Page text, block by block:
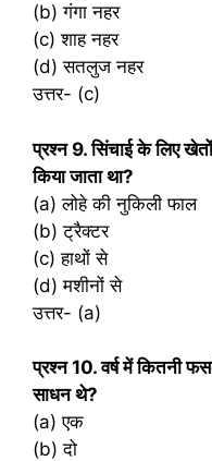
(b) गंगा नहर
(c) शाह नहर
(d) सतलुज नहर
उत्तर- (c)
प्रश्‍न 9. सिंचाई के लिए
किया जाता था?
(a) लोहे की नुकिली फाल
(b) ट्रैक्टर
(c) हाथों से
(d) मशीनों से
उत्तर- (a)
प्रश्‍न 10. वर्ष में कितनी
साधन थे?
(a) एक
(b) दो